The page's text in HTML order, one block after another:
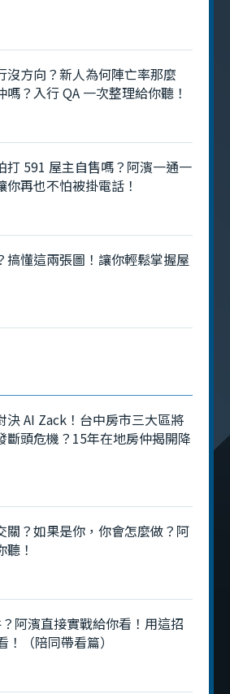
沒方向？新人為何陣亡率那麼
？入行 QA 一次整理給你聽！
打 591 屋主自售嗎？阿濱一通一
再也不怕被掛電話！
搞懂這兩張圖！讓你輕鬆掌握屋
決 AI Zack！台中房市三大區將
斷頭危機？15年在地房仲揭開降
關？如果是你，你會怎麼做？阿
！
阿濱直接實戰給你看！用這招
（陪同帶看篇）